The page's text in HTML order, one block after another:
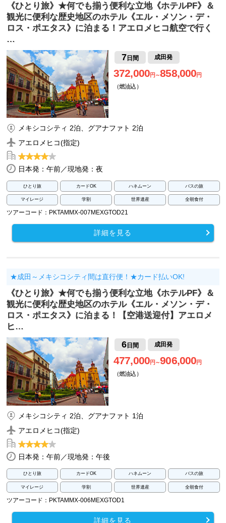
《ひとり旅》★何でも揃う便利な立地《ホテルPF》＆
観光に便利な歴史地区のホテル《エル・メソン・デ・
ロス・ポエタス》に泊まる！アエロメヒコ航空で行く
…
7 日間 成田発
372,000円～858,000円
（燃油込）
メキシコシティ 2泊、グアナファト 2泊
アエロメヒコ(指定)
日本発：午前／現地発：夜
ひとり旅 カードOK ハネムーン バスの旅
マイレージ 学割 世界遺産 全朝食付
ツアーコード：PKTAMMX-007MEXGTOD21
詳細を見る
★成田～メキシコシティ間は直行便！★カード払いOK!
《ひとり旅》★何でも揃う便利な立地《ホテルPF》＆
観光に便利な歴史地区のホテル《エル・メソン・デ・
ロス・ポエタス》に泊まる！【空港送迎付】アエロメ
ヒ…
6日間 成田発
477,000円～906,000円
（燃油込）
メキシコシティ 2泊、グアナファト 1泊
アエロメヒコ(指定)
日本発：午前／現地発：午後
ひとり旅 カードOK ハネムーン バスの旅
マイレージ 学割 世界遺産 全朝食付
ツアーコード：PKTAMMX-006MEXGTOD1
詳細を見る